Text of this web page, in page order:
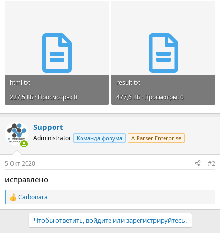
html.txt
227,5 КБ · Просмотры: 0
result.txt
477,6 КБ · Просмотры: 0
Support
Administrator Команда форума A-Parser Enterprise
5 Окт 2020 #2
исправлено
Р
е
Carbonara
Чтобы ответить, войдите или зарегистрируйтесь.